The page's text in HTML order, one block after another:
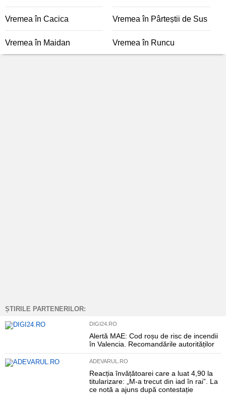
Vremea în Cacica Vremea în Pârteștii de Sus
Vremea în Maidan Vremea în Runcu
ȘTIRILE PARTENERILOR:
DIGI24.RO
Alertă MAE: Cod roșu de risc de incendii
în Valencia. Recomandările autorităților
ADEVARUL.RO
Reacția învățătoarei care a luat 4,90 la
titularizare: „M-a trecut din iad în rai”. La
ce notă a ajuns după contestație